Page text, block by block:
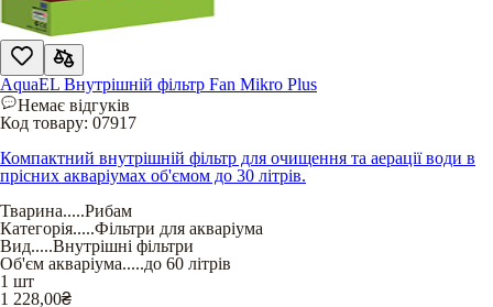
AquaEL Внутрішній фільтр Fan Mikro Plus
Немає відгуків
Код товару: 07917
Компактний внутрішній фільтр для очищення та аерації води в
прісних акваріумах об'ємом до 30 літрів.
Тварина.....Рибам
Категорія.....Фільтри для акваріума
Вид.....Внутрішні фільтри
Об'єм акваріума.....до 60 літрів
1 шт
1 228,00₴